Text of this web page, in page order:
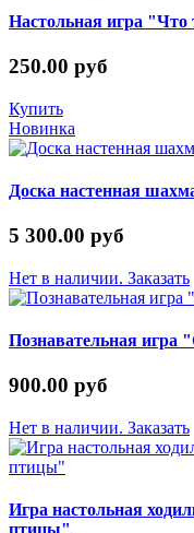
Настольная игра "Что
250.00 руб
Купить
Новинка
Доска настенная
5 300.00 руб
Нет в наличии. Заказать
Познавательная игра
900.00 руб
Нет в наличии. Заказать
Игра настольная